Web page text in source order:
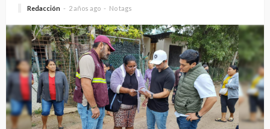
Redacción 2 años ago No tags